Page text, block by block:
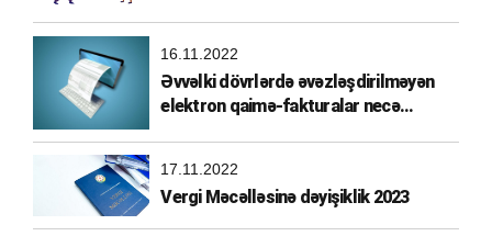
16.11.2022
Əvvəlki dövrlərdə əvəzləşdirilməyən
elektron qaimə-fakturalar necə
17.11.2022
Vergi Məcəlləsinə dəyişiklik 2023